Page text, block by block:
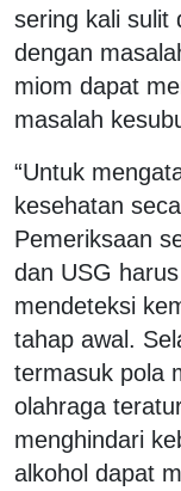
sering kali sulit
dengan
miom dapat
masalah
“Untuk
kesehatan
Pemeriksaan
dan USG
mendeteksi
tahap awal.
termasuk pola
olahraga
menghindari
alkohol dapat